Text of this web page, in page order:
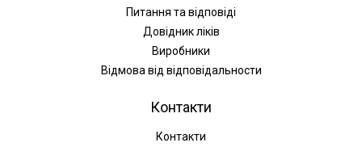
Питання та відповіді
Довідник ліків
Виробники
Відмова від відповідальности
Контакти
Контакти